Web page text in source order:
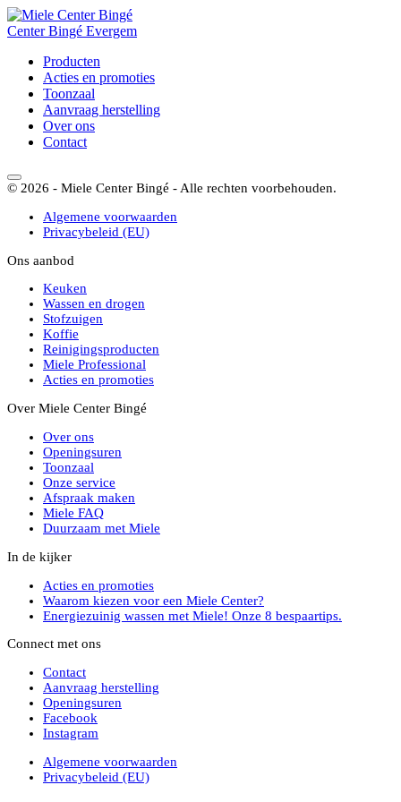
CenterBingé Evergem
Producten
Acties en promoties
Toonzaal
Aanvraag herstelling
Over ons
Contact
© 2026 - Miele Center Bingé - Alle rechten voorbehouden.
Algemene voorwaarden
Privacybeleid (EU)
Ons aanbod
Keuken
Wassen en drogen
Stofzuigen
Koffie
Reinigingsproducten
Miele Professional
Acties en promoties
Over Miele Center Bingé
Over ons
Openingsuren
Toonzaal
Onze service
Afspraak maken
Miele FAQ
Duurzaam met Miele
In de kijker
Acties en promoties
Waarom kiezen voor een Miele Center?
Energiezuinig wassen met Miele! Onze 8 bespaartips.
Connect met ons
Contact
Aanvraag herstelling
Openingsuren
Facebook
Instagram
Algemene voorwaarden
Privacybeleid (EU)